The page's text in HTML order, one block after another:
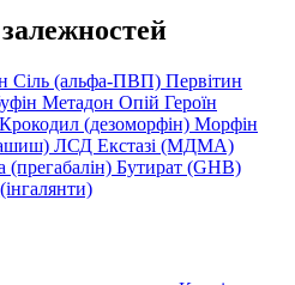
Сіль (альфа-ПВП) Первітин
Метадон Опій Героїн
Крокодил (дезоморфін) Морфін
ЛСД Екстазі (МДМА)
(прегабалін) Бутират (GHB)